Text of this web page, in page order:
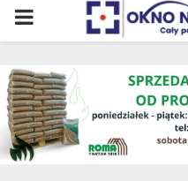
PRIMARY
MENU